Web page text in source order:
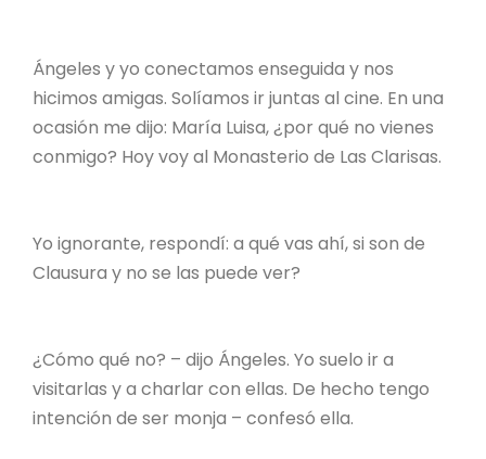
Ángeles y yo conectamos enseguida y nos
hicimos amigas. Solíamos ir juntas al cine. En una
ocasión me dijo: María Luisa, ¿por qué no vienes
conmigo? Hoy voy al Monasterio de Las Clarisas.
Yo ignorante, respondí: a qué vas ahí, si son de
Clausura y no se las puede ver?
¿Cómo qué no? – dijo Ángeles. Yo suelo ir a
visitarlas y a charlar con ellas. De hecho tengo
intención de ser monja – confesó ella.